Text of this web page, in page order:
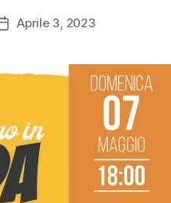
DataAprile 3, 2023